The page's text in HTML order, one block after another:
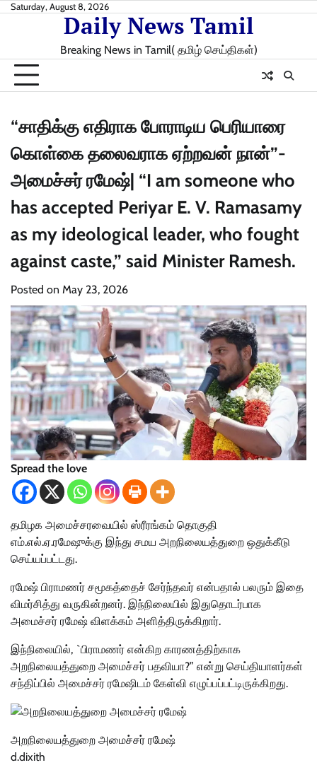
SkipSaturday, August 8, 2026
Daily News Tamil
Breaking News in Tamil( தமிழ் செய்திகள்)
“சாதிக்கு எதிராக போராடிய பெரியாரை
கொள்கை தலைவராக ஏற்றவன் நான்”-
அமைச்சர் ரமேஷ்| “I am someone who
has accepted Periyar E. V. Ramasamy
as my ideological leader, who fought
against caste,” said Minister Ramesh.
Posted on May 23, 2026
Spread the love
தமிழக அமைச்சரவையில் ஸ்ரீரங்கம் தொகுதி
எம்.எல்.ஏ.ரமேஷுக்கு இந்து சமய அறநிலையத்துறை ஒதுக்கீடு
செய்யப்பட்டது.
ரமேஷ் பிராமணர் சமூகத்தைச் சேர்ந்தவர் என்பதால் பலரும் இதை
விமர்சித்து வருகின்றனர். இந்நிலையில் இதுதொடர்பாக
அமைச்சர் ரமேஷ் விளக்கம் அளித்திருக்கிறார்.
இந்நிலையில், `பிராமணர் என்கிற காரணத்திற்காக
அறநிலையத்துறை அமைச்சர் பதவியா?” என்று செய்தியாளர்கள்
சந்திப்பில் அமைச்சர் ரமேஷிடம் கேள்வி எழுப்பப்பட்டிருக்கிறது.
அறநிலையத்துறை அமைச்சர் ரமேஷ்
d.dixith